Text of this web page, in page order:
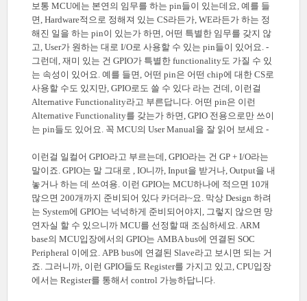
보통 MCU에는 본연의 임무를 하는 pin들이 있는데요, 예를 들
면, Hardware적으로 정해져 있는 CS라든가, WE라든가 하는 정
해진 일을 하는 pin이 있는가 하면, 어떤 특별한 임무를 갖지 않
고, User가 원하는 대로 I/O로 사용할 수 있는 pin들이 있어요. -
그런데, 재미 있는 건 GPIO가 특별한 functionality도 가질 수 있
는 속성이 있어요. 예를 들면, 어떤 pin은 어떤 chip에 대한 CS로
사용할 수도 있지만, GPIO로도 쓸 수 있다 라는 건데, 이런걸
Alternative Functionality라고 부른답니다. 어떤 pin은 이런
Alternative Functionality를 갖는가 하면, GPIO 전용으로만 쓰이
는 pin들도 있어요. 꼭 MCU의 User Manual을 잘 읽어 보세요 -
이런걸 일컬어 GPIO라고 부르는데, GPIO라는 건 GP + I/O라는
말이죠. GPIO는 말 그대로 , IO니까, Input을 받거나, Output을 내
놓거나 하는 데 쓰여용. 이런 GPIO는 MCU하나에 적으면 10개
많으면 200개까지 준비되어 있다 카더라~요. 막상 Design 하려
는 System에 GPIO는 넉넉하게 준비되어야지, 그렇지 않으면 망
연자실 할 수 있으니까 MCU를 선정할 때 조심하세요. ARM
base의 MCU입장에서의 GPIO는 AMBA bus에 연결된 SOC
Peripheral 이에요. APB bus에 연결된 Slave라고 보시면 되는 거
죠. 그러니까, 이런 GPIO들도 Register를 가지고 있고, CPU입장
에서는 Register를 통해서 control 가능하답니다.